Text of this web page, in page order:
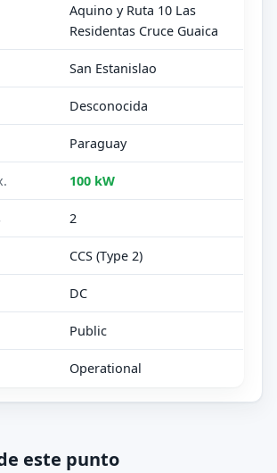
Aquino y Ruta 10 Las
Residentas Cruce Guaica
San Estanislao
Desconocida
Paraguay
100 kW
2
CCS (Type 2)
DC
Public
Operational
este punto